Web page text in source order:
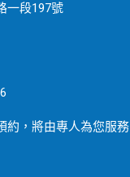
一段197號
約，將由專人為您服務